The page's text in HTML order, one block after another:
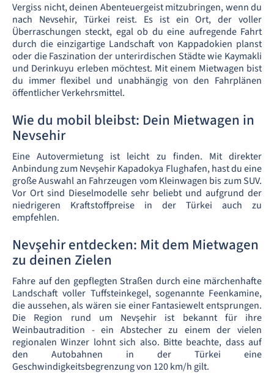
Vergiss nicht, deinen Abenteuergeist mitzubringen, wenn du
nach Nevsehir, Türkei reist. Es ist ein Ort, der voller
Überraschungen steckt, egal ob du eine aufregende Fahrt
durch die einzigartige Landschaft von Kappadokien planst
oder die Faszination der unterirdischen Städte wie Kaymakli
und Derinkuyu erleben möchtest. Mit einem Mietwagen bist
du immer flexibel und unabhängig von den Fahrplänen
öffentlicher Verkehrsmittel.
Wie du mobil bleibst: Dein Mietwagen in
Nevsehir
Eine Autovermietung ist leicht zu finden. Mit direkter
Anbindung zum Nevşehir Kapadokya Flughafen, hast du eine
große Auswahl an Fahrzeugen vom Kleinwagen bis zum SUV.
Vor Ort sind Dieselmodelle sehr beliebt und aufgrund der
niedrigeren Kraftstoffpreise in der Türkei auch zu
empfehlen.
Nevşehir entdecken: Mit dem Mietwagen
zu deinen Zielen
Fahre auf den gepflegten Straßen durch eine märchenhafte
Landschaft voller Tuffsteinkegel, sogenannte Feenkamine,
die aussehen, als wären sie einer Fantasiewelt entsprungen.
Die Region rund um Nevşehir ist bekannt für ihre
Weinbautradition - ein Abstecher zu einem der vielen
regionalen Winzer lohnt sich also. Bitte beachte, dass auf
den Autobahnen in der Türkei eine
Geschwindigkeitsbegrenzung von 120 km/h gilt.